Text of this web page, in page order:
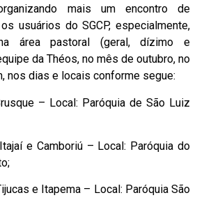
mais um encontro de
usuários do SGCP, especialmente,
área pastoral (geral, dízimo e
da Théos, no mês de outubro, no
nos dias e locais conforme segue:
– Local: Paróquia de São Luiz
e Camboriú – Local: Paróquia do
e Itapema – Local: Paróquia São